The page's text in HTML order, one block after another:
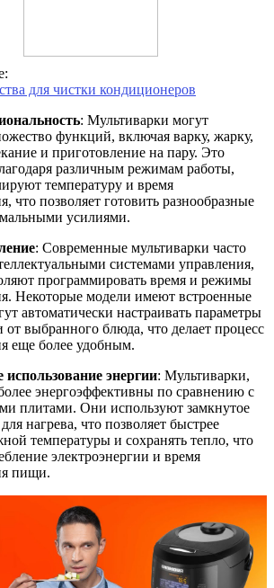
для чистки кондиционеров
: Мультиварки могут
функций, включая варку, жарку,
и приготовление на пару. Это
различным режимам работы,
температуру и время
что позволяет готовить разнообразные
усилиями.
: Современные мультиварки часто
системами управления,
программировать время и режимы
Некоторые модели имеют встроенные
автоматически настраивать параметры
от выбранного блюда, что делает процесс
еще более удобным.
энергии: Мультиварки,
энергоэффективны по сравнению с
плитами. Они используют замкнутое
нагрева, что позволяет быстрее
температуры и сохранять тепло, что
электроэнергии и время
пищи.